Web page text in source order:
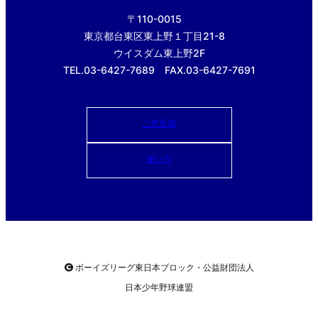
〒110-0015
東京都台東区東上野１丁目21-8
ウイスダム東上野2F
TEL.03-6427-7689 FAX.03-6427-7691
ご意見箱
使い方
ボーイズリーグ東日本ブロック・公益財団法人
日本少年野球連盟